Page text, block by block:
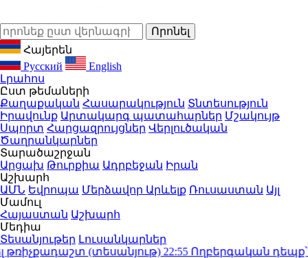
Հայերեն
Русский
English
Լրահոս
Ըստ թեմաների
Քաղաքական Հասարակություն Տնտեսություն
Իրավունք Արտակարգ պատահարներ Մշակույթ
Սպորտ Հարցազրույցներ Վերլուծական
Ծաղրանկարներ
Տարածաշրջան
Արցախ Թուրքիա Ադրբեջան Իրան
Աշխարհ
ԱՄՆ Եվրոպա Մերձավոր Արևելք Ռուսաստան Այլ
Մամուլ
Հայաստան Աշխարհ
Մեդիա
Տեսանյութեր Լուսանկարներ
(տեսանյութ)22:55Ողբերգական դեպք՝